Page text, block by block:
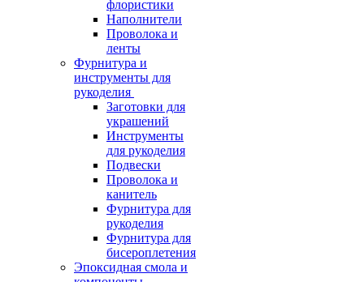
флористики
Наполнители
Проволока и
ленты
Фурнитура и
инструменты для
рукоделия
Заготовки для
украшений
Инструменты
для рукоделия
Подвески
Проволока и
канитель
Фурнитура для
рукоделия
Фурнитура для
бисероплетения
Эпоксидная смола и